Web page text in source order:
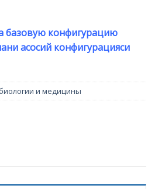
базовую конфигурацию
асосий конфигурацияси
и медицины